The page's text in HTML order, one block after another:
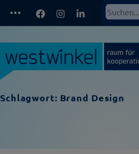
FacebookInstagramLinkedIn
Suchen
Schlagwort: Brand Design